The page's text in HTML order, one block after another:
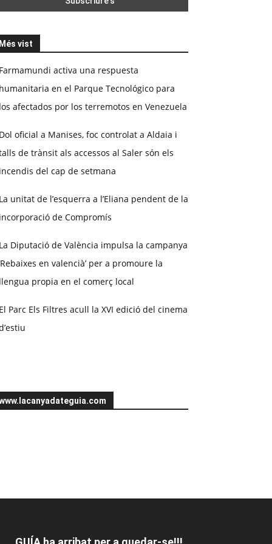
Més vist
Farmamundi activa una respuesta
humanitaria en el Parque Tecnológico para
los afectados por los terremotos en Venezuela
Dol oficial a Manises, foc controlat a Aldaia i
de trànsit als accessos al Saler són els
incendis del cap de setmana
La unitat de l’esquerra a l’Eliana pendent de la
incorporació de Compromís
La Diputació de València impulsa la campanya
en valencià’ per a promoure la
llengua propia en el comerç local
El Parc Els Filtres acull la XVI edició del cinema